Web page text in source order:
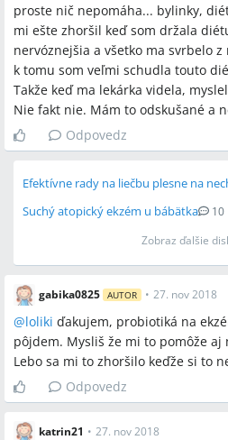
proste nič nepomáha... bylinky,
mi ešte zhoršil keď som držala
nervóznejšia a všetko ma svrbelo
k tomu som veľmi schudla touto
Takže keď ma lekárka videla,
Nie fakt nie. Mám to odskušané a
Odpovedz
Efektívne rady na liečbu plesne na
Suchý atopický ekzém u bábätka
10
Zobraz ďalšie
gabika0825 AUTOR • 27. nov 2018
@loliki ďakujem, probiotiká na
pôjdem. Mysliš že mi to pomôže aj
Lebo sa mi to zhoršilo keďže si to
Odpovedz
katrin21 • 27. nov 2018